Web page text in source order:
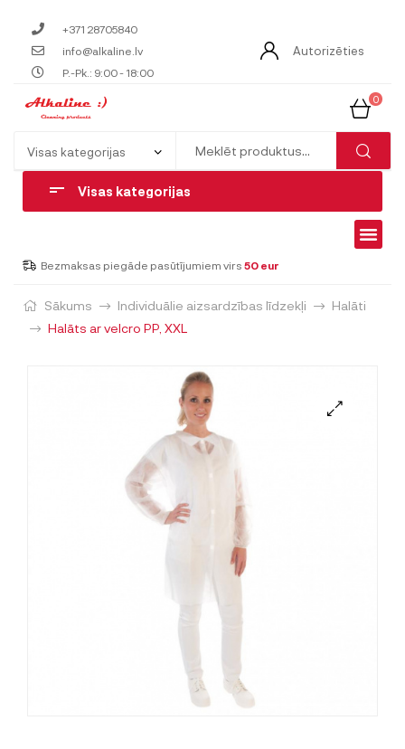
+371 28705840
info@alkaline.lv
P.-Pk.: 9:00 - 18:00
Autorizēties
0
Visas kategorijas
Bezmaksas piegāde pasūtījumiem virs 50 eur
Sākums Individuālie aizsardzības līdzekļi
Halāti
Halāts ar velcro PP, XXL